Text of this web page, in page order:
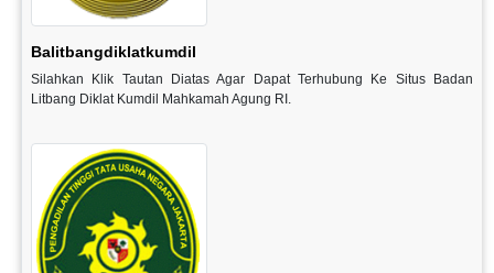
Balitbangdiklatkumdil
Silahkan Klik Tautan Diatas Agar Dapat Terhubung Ke Situs Badan
Litbang Diklat Kumdil Mahkamah Agung RI.